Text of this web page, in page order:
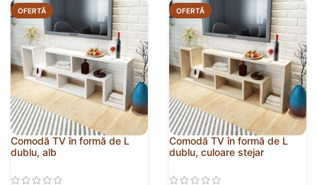
OFERTĂ
Comodă TV în formă de L
dublu, alb
OFERTĂ
Comodă TV în formă de L
dublu, culoare stejar